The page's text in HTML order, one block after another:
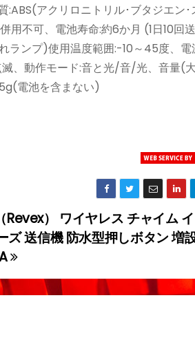
アクリロニトリル･ブタジエン･
不可、電池寿命:約6か月 (1日10回
ランプ)使用温度範囲:-10～45度、電
、動作モード:音と光/音/光、音量(
電池を含まない)
Revex） ワイヤレス チャイム
ズ 送信機 防水型押しボタン 増